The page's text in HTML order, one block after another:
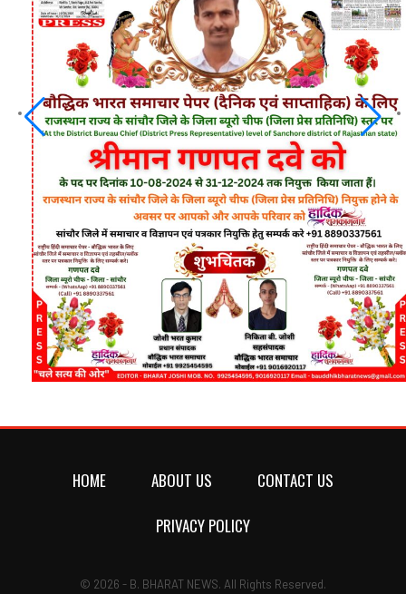
HOME ABOUT US
CONTACT US
PRIVACY POLICY
© 2026 - B. BHARAT NEWS. All Rights Reserved.